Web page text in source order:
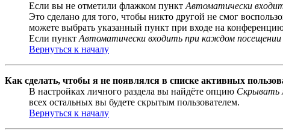
Если вы не отметили флажком пункт Автоматически
Это сделано для того, чтобы никто другой не смог
можете выбрать указанный пункт при входе на
Если пункт Автоматически входить при каждом посещении
Вернуться к началу
Как сделать, чтобы я не появлялся в списке активных
В настройках личного раздела вы найдёте опцию Скрывать
всех остальных вы будете скрытым пользователем.
Вернуться к началу